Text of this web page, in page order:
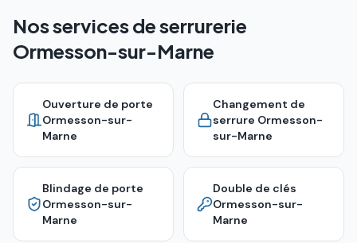
Nos services de serrurerie
Ormesson-sur-Marne
Ouverture de porte
Ormesson-sur-
Marne
Changement de
serrure Ormesson-
sur-Marne
Blindage de porte
Ormesson-sur-
Marne
Double de clés
Ormesson-sur-
Marne